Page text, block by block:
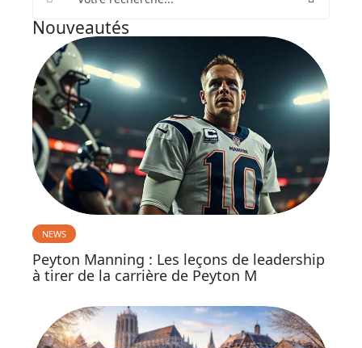
Nouveautés
NEWS
Peyton Manning : Les leçons de leadership
à tirer de la carrière de Peyton M